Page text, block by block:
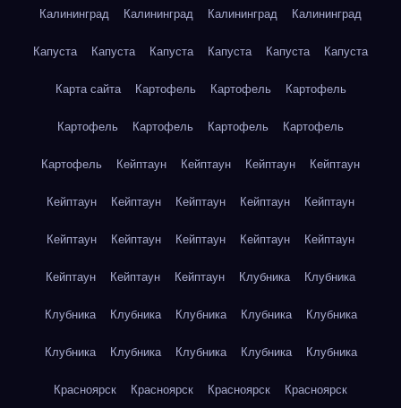
Калининград Калининград Калининград Калининград
Капуста Капуста Капуста Капуста Капуста Капуста
Карта сайта Картофель Картофель Картофель
Картофель Картофель Картофель Картофель
Картофель Кейптаун Кейптаун Кейптаун Кейптаун
Кейптаун Кейптаун Кейптаун Кейптаун Кейптаун
Кейптаун Кейптаун Кейптаун Кейптаун Кейптаун
Кейптаун Кейптаун Кейптаун Клубника Клубника
Клубника Клубника Клубника Клубника Клубника
Клубника Клубника Клубника Клубника Клубника
Красноярск Красноярск Красноярск Красноярск